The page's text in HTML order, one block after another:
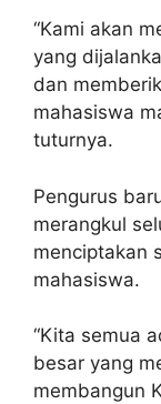
“Kami akan
yang
dan
mahasiswa
tuturnya.
Pengurus
merangkul
menciptakan
mahasiswa.
“Kita semua
besar yang
membangun